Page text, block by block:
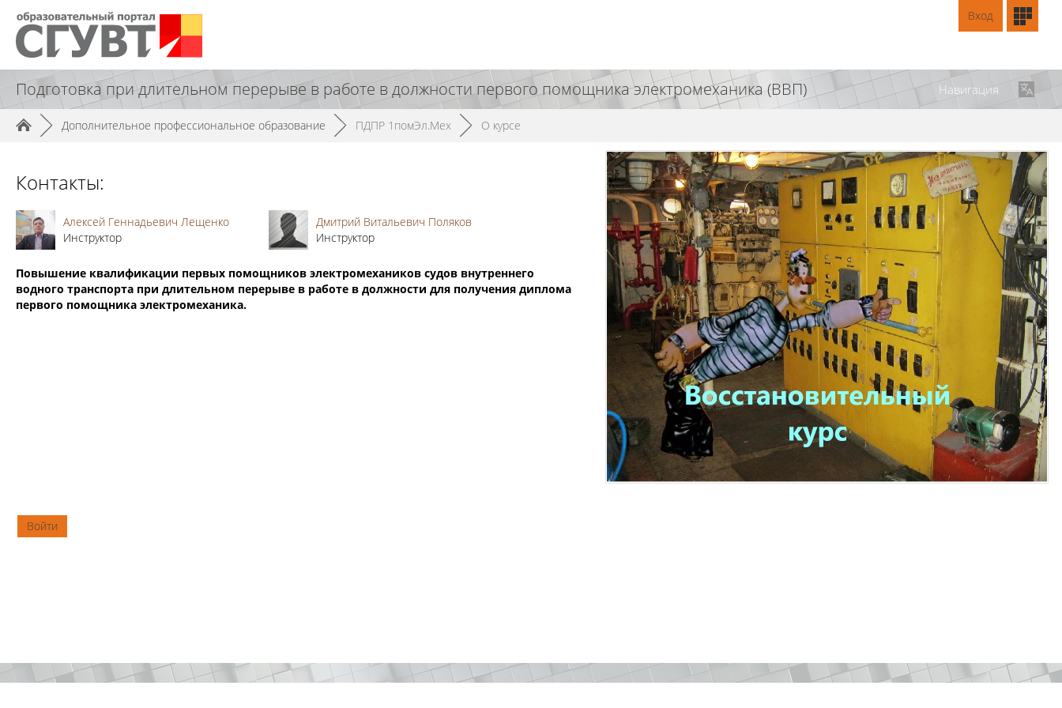
Вход
Подготовка при длительном перерыве в работе в должности первого помощника электромеханика (ВВП)
► Дополнительное профессиональное образование ► ПДПР 1помЭл.Мех ► О курсе
Контакты:
Алексей Геннадьевич Лещенко
Инструктор
Дмитрий Витальевич Поляков
Инструктор
Повышение квалификации первых помощников электромехаников судов внутреннего
водного транспорта при длительном перерыве в работе в должности для получения диплома
первого помощника электромеханика.
Войти
Навигация